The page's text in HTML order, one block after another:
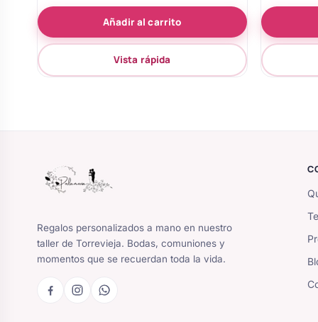
de 5
Añadir al carrito
Vista rápida
Regalos personalizados a mano en nuestro
taller de Torrevieja. Bodas, comuniones y
momentos que se recuerdan toda la vida.